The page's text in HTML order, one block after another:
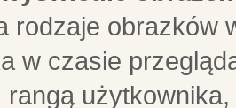
rodzaje obrazków
w czasie
rangą